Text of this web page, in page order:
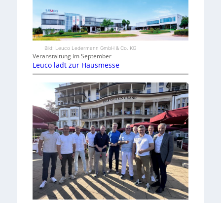
Bild: Leuco Ledermann GmbH & Co. KG
Veranstaltung im September
Leuco lädt zur Hausmesse